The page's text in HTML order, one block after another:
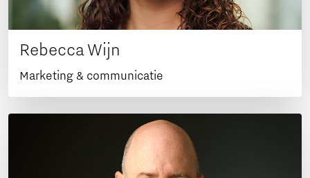
Rebecca Wijn
Marketing & communicatie